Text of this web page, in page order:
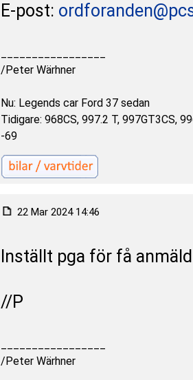
E-post:
/Peter Wärhner
Nu: Legends car Ford 37 sedan
Tidigare: 968CS, 997.2 T, 997GT3CS,
-69
22 Mar 2024 14:46
Inställt pga för få
//P
/Peter Wärhner